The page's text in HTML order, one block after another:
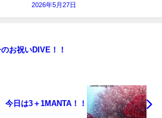
2026年5月27日
お祝いDIVE！！
今日は3＋1MANTA！！